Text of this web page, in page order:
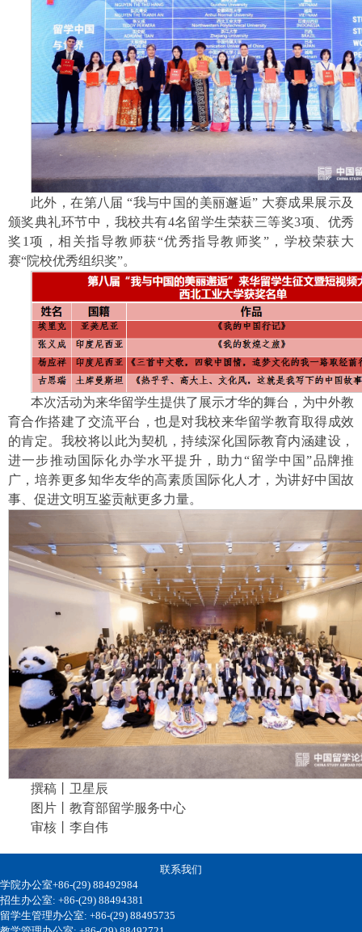
此外，在第八届 “我与中国的美丽邂逅” 大赛成果展示及
颁奖典礼环节中，我校共有4名留学生荣获三等奖3项、优秀
奖1项，相关指导教师获“优秀指导教师奖”，学校荣获大
赛“院校优秀组织奖”。
本次活动为来华留学生提供了展示才华的舞台，为中外教
育合作搭建了交流平台，也是对我校来华留学教育取得成效
的肯定。我校将以此为契机，持续深化国际教育内涵建设，
进一步推动国际化办学水平提升，助力“留学中国”品牌推
广，培养更多知华友华的高素质国际化人才，为讲好中国故
事、促进文明互鉴贡献更多力量。
撰稿丨卫星辰
图片丨教育部留学服务中心
审核丨李自伟
联系我们
学院办公室+86-(29) 88492984
招生办公室: +86-(29) 88494381
留学生管理办公室: +86-(29) 88495735